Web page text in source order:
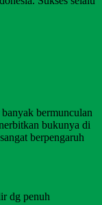
bermunculan
bukunya di
berpengaruh
dg penuh